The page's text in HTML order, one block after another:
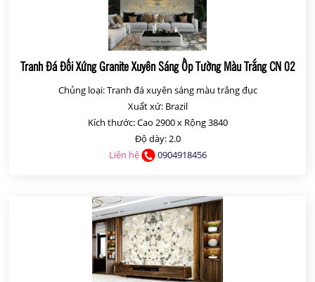
Tranh Đá Đối Xứng Granite Xuyên Sáng Ốp Tường Màu Trắng CN 02
Chủng loại: Tranh đá xuyên sáng màu trắng đục
Xuất xứ: Brazil
Kích thước: Cao 2900 x Rộng 3840
Độ dày: 2.0
Liên hệ
0904918456